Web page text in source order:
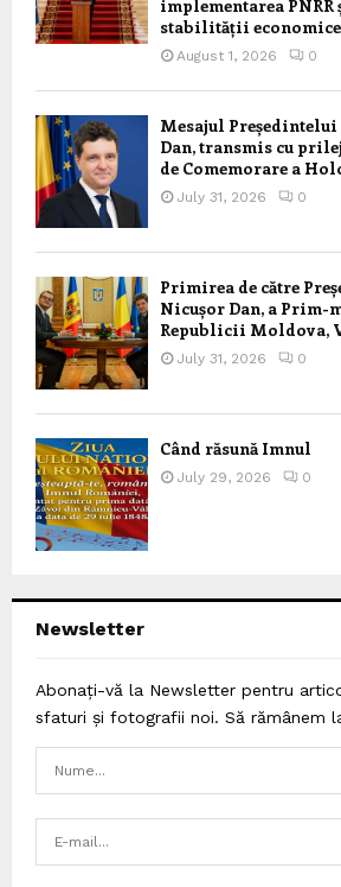
implementarea
stabilității economice
August 1, 2026 0
Mesajul
Dan, transmis cu
de Comemorare a
July 31, 2026 0
Primirea de către
Nicușor Dan, a
Republicii Moldova,
July 31, 2026 0
Când răsună Imnul
July 29, 2026 0
Newsletter
Abonați-vă la Newsletter pentru
sfaturi și fotografii noi. Să rămânem